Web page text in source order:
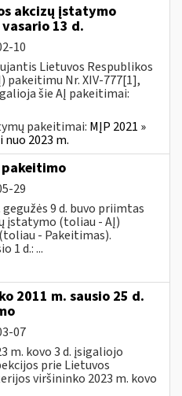
akcizų įstatymo
13 d.
10
Lietuvos Respublikos
Nr. XIV-777[1],
šie AĮ pakeitimai:
pakeitimai: MĮP 2021 »
2023 m.
pakeitimo
29
9 d. buvo priimtas
įstatymo (toliau - AĮ)
- Pakeitimas).
1 d.: ...
2011 m. sausio 25 d.
07
m. kovo 3 d. įsigaliojo
prie Lietuvos
viršininko 2023 m. kovo